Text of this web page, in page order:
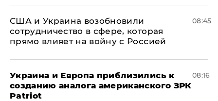
США и Украина возобновили
сотрудничество в сфере, которая
прямо влияет на войну с Россией
08:45
Украина и Европа приблизились к
созданию аналога американского ЗРК
Patriot
08:16